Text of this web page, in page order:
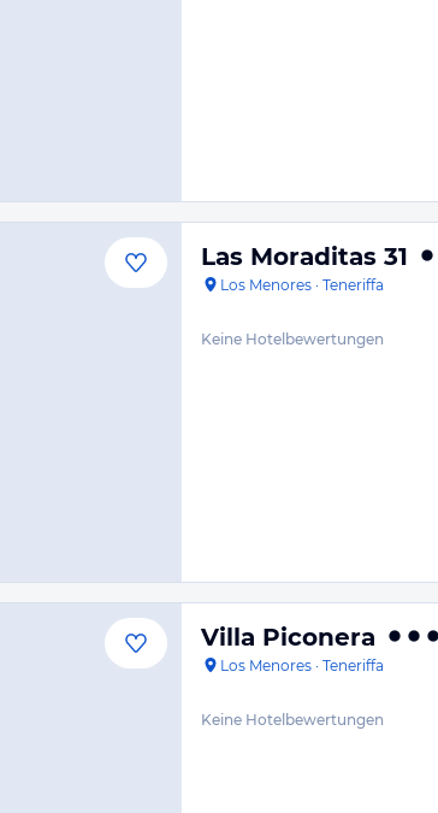
Las Moraditas 31
Los Menores · Teneriffa
Keine Hotelbewertungen
Villa Piconera
Los Menores · Teneriffa
Keine Hotelbewertungen